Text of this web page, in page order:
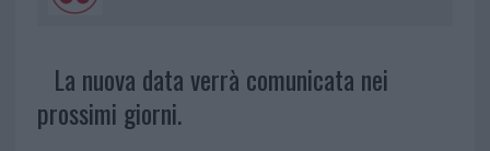
La nuova data verrà comunicata nei
prossimi giorni.